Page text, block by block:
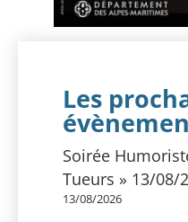
Les
Soirée
Tueurs » 13/08/
13/08/2026